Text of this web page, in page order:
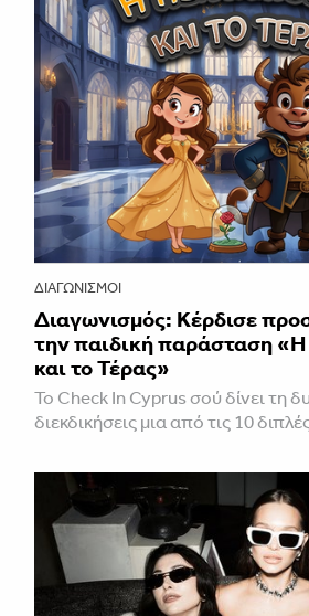
ΔΙΑΓΩΝΙΣΜΟΊ
Διαγωνισμός: Κέρδισε
την παιδική παράσταση
και το Τέρας»
Το Check In Cyprus σού δίνει τη
διεκδικήσεις μια από τις 10